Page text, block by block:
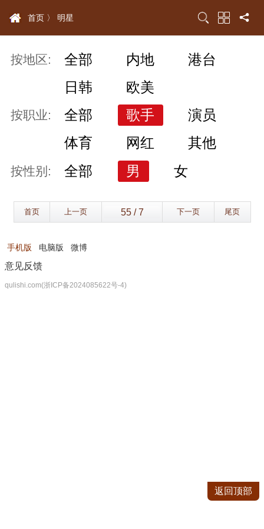
首页 〉 明星
按地区: 全部 内地
港台
日韩
欧美
按职业: 全部 歌手
演员
体育
网红 其他
按性别: 全部 男 女
首页 上一页 下一页 尾页
手机版 电脑版 微博
意见反馈
qulishi.com(浙ICP备2024085622号-4)
返回顶部